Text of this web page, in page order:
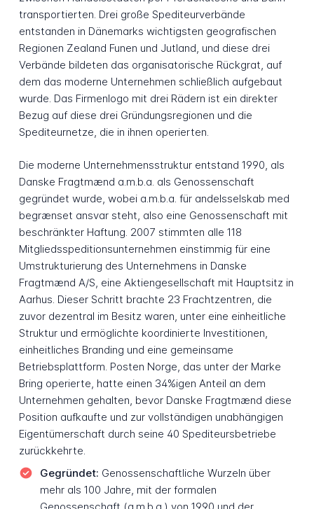
transportierten. Drei große Spediteurverbände
entstanden in Dänemarks wichtigsten geografischen
Regionen Zealand Funen und Jutland, und diese drei
Verbände bildeten das organisatorische Rückgrat, auf
dem das moderne Unternehmen schließlich aufgebaut
wurde. Das Firmenlogo mit drei Rädern ist ein direkter
Bezug auf diese drei Gründungsregionen und die
Spediteurnetze, die in ihnen operierten.
Die moderne Unternehmensstruktur entstand 1990, als
Danske Fragtmænd a.m.b.a. als Genossenschaft
gegründet wurde, wobei a.m.b.a. für andelsselskab med
begrænset ansvar steht, also eine Genossenschaft mit
beschränkter Haftung. 2007 stimmten alle 118
Mitgliedsspeditionsunternehmen einstimmig für eine
Umstrukturierung des Unternehmens in Danske
Fragtmænd A/S, eine Aktiengesellschaft mit Hauptsitz in
Aarhus. Dieser Schritt brachte 23 Frachtzentren, die
zuvor dezentral im Besitz waren, unter eine einheitliche
Struktur und ermöglichte koordinierte Investitionen,
einheitliches Branding und eine gemeinsame
Betriebsplattform. Posten Norge, das unter der Marke
Bring operierte, hatte einen 34%igen Anteil an dem
Unternehmen gehalten, bevor Danske Fragtmænd diese
Position aufkaufte und zur vollständigen unabhängigen
Eigentümerschaft durch seine 40 Spediteursbetriebe
zurückkehrte.
Gegründet: Genossenschaftliche Wurzeln über
mehr als 100 Jahre, mit der formalen
Genossenschaft (a.m.b.a.) von 1990 und der